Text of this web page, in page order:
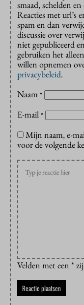
smaad, schelden
Reacties met url’s
spam en dan
discussie over
niet gepubliceerd
gebruiken het
willen opnemen
privacybeleid.
Naam *
E-mail *
Mijn naam, e-
voor de volgende
Velden met een *